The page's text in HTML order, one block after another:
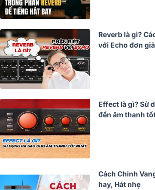
Reverb là gì?
với Echo đơn
Effect là gì? Sử
đến âm thanh
Cách Chỉnh
hay, Hát nhẹ